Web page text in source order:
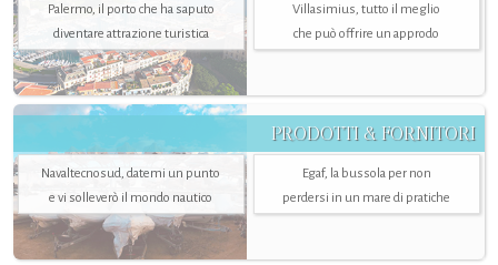
Palermo, il porto che ha saputo
diventare attrazione turistica
Villasimius, tutto il meglio
che può offrire un approdo
PRODOTTI & FORNITORI
Navaltecnosud, datemi un punto
e vi solleverò il mondo nautico
Egaf, la bussola per non
perdersi in un mare di pratiche